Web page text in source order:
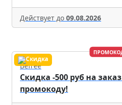
Действует до 09.08.2026
Befree
Скидка -500 руб на
промокоду!